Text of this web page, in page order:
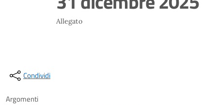
Allegato
Condividi
Argomenti